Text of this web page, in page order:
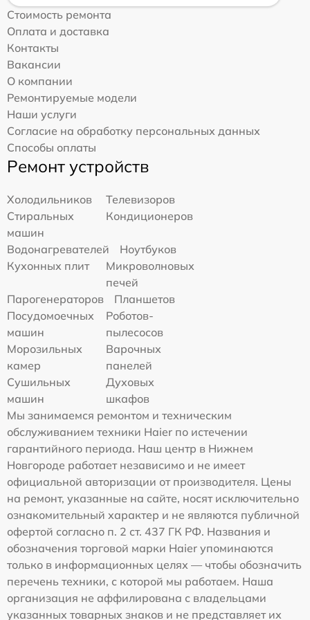
Стоимость ремонта
Оплата и доставка
Контакты
Вакансии
О компании
Ремонтируемые модели
Наши услуги
Согласие на обработку персональных данных
Способы оплаты
Ремонт устройств
Холодильников
Телевизоров
Стиральных
машин
Кондиционеров
Водонагревателей
Ноутбуков
Кухонных плит
Микроволновых
печей
Парогенераторов
Планшетов
Посудомоечных
машин
Роботов-
пылесосов
Морозильных
камер
Варочных
панелей
Сушильных
машин
Духовых
шкафов
Мы занимаемся ремонтом и техническим
обслуживанием техники Haier по истечении
гарантийного периода. Наш центр в Нижнем
Новгороде работает независимо и не имеет
официальной авторизации от производителя. Цены
на ремонт, указанные на сайте, носят исключительно
ознакомительный характер и не являются публичной
офертой согласно п. 2 ст. 437 ГК РФ. Названия и
обозначения торговой марки Haier упоминаются
только в информационных целях — чтобы обозначить
перечень техники, с которой мы работаем. Наша
организация не аффилирована с владельцами
указанных товарных знаков и не представляет их